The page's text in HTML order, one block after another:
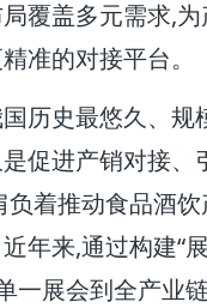
覆盖多元需求,为
准的对接平台。
历史最悠久、规
促进产销对接、
着推动食品酒饮
年来,通过构建“
一展会到全产业